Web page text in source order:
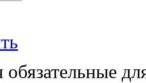
обязательные